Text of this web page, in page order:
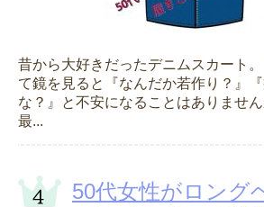
昔から大好きだったデニムスカート
て鏡を見ると『なんだか若作り？』
な？』と不安になることはありませ
最...
50代女性がロング